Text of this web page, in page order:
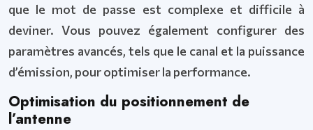
que le mot de passe est complexe et difficile à
deviner. Vous pouvez également configurer des
paramètres avancés, tels que le canal et la puissance
d’émission, pour optimiser la performance.
Optimisation du positionnement de
l’antenne